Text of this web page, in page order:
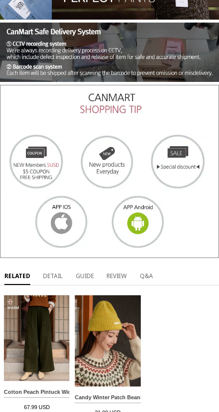
RELATED DETAIL GUIDE REVIEW Q&A
Cotton Peach Pintuck Wide Banding Pants
67.99 USD
Candy Winter Patch Beanie